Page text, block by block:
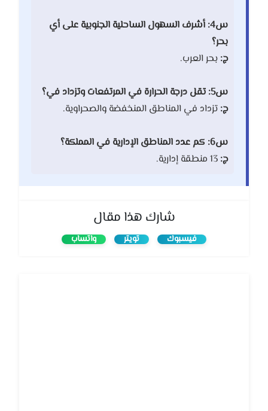
س4: أشرف السهول الساحلية الجنوبية على أي
بحر؟
ج: بحر العرب.
س5: تقل درجة الحرارة في المرتفعات وتزداد في؟
ج: تزداد في المناطق المنخفضة والصحراوية.
س6: كم عدد المناطق الإدارية في المملكة؟
ج:
شارك هذا مقال
فيسبوك تويتر واتساب